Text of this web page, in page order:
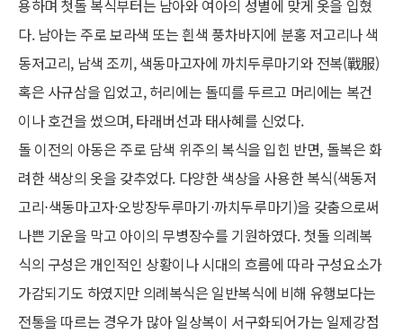
용하며 첫돌 복식부터는 남아와 여아의 성별에 맞게 옷을 입혔
다. 남아는 주로 보라색 또는 흰색 풍차바지에 분홍 저고리나 색
동저고리, 남색 조끼, 색동마고자에 까치두루마기와 전복(戰服)
혹은 사규삼을 입었고, 허리에는 돌띠를 두르고 머리에는 복건
이나 호건을 썼으며, 타래버선과 태사혜를 신었다.
돌 이전의 아동은 주로 담색 위주의 복식을 입힌 반면, 돌복은 화
려한 색상의 옷을 갖추었다. 다양한 색상을 사용한 복식(색동저
고리⋅색동마고자⋅오방장두루마기⋅까치두루마기)을 갖춤으로써
나쁜 기운을 막고 아이의 무병장수를 기원하였다. 첫돌 의례복
식의 구성은 개인적인 상황이나 시대의 흐름에 따라 구성요소가
가감되기도 하였지만 의례복식은 일반복식에 비해 유행보다는
전통을 따르는 경우가 많아 일상복이 서구화되어가는 일제강점